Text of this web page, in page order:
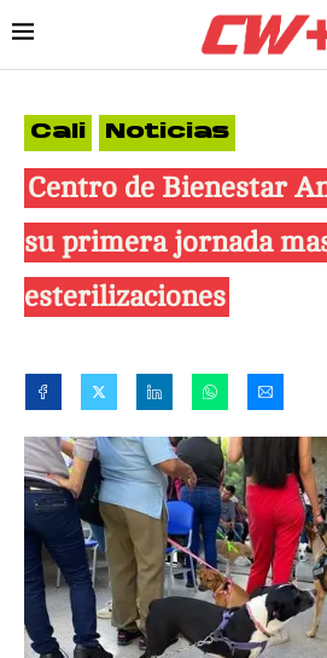
Cali Noticias
Centro de Bienestar
su primera jornada
esterilizaciones